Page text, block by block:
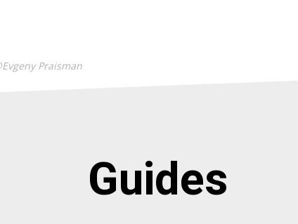
Praisman
Guides